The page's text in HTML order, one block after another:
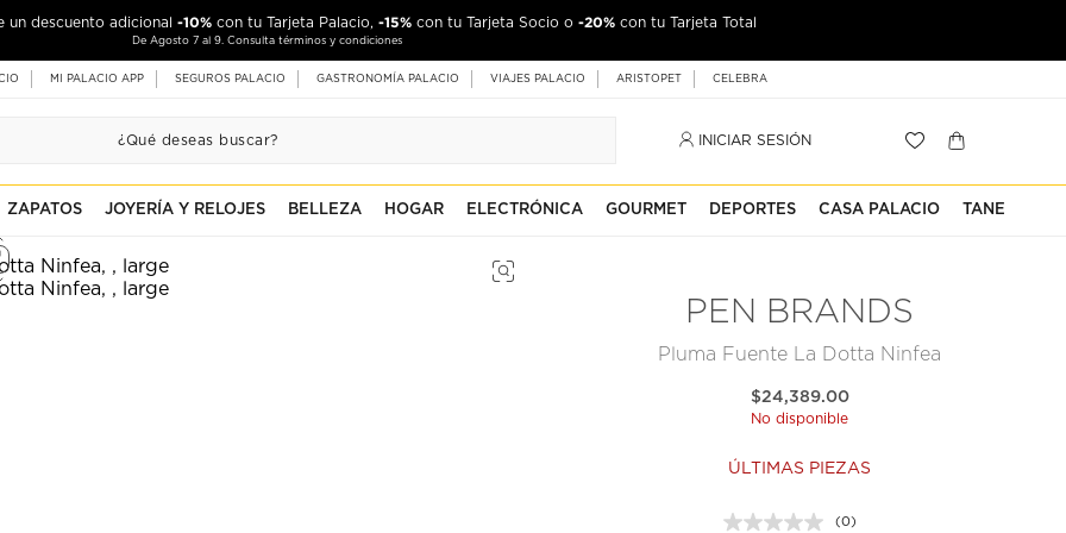
un descuento adicional -10% con tu Tarjeta Palacio, -15% con tu Tarjeta Socio o -20% con tu Tarjeta Total
De Agosto 7 al 9. Consulta términos y condiciones
MI PALACIO APP SEGUROS PALACIO GASTRONOMÍA PALACIO VIAJES PALACIO ARISTOPET CELEBRA
INICIAR SESIÓN
ZAPATOS JOYERÍA Y RELOJES BELLEZA HOGAR ELECTRÓNICA GOURMET DEPORTES CASA PALACIO TANE
PEN BRANDS
Pluma Fuente La Dotta Ninfea
$24,389.00
No disponible
ÚLTIMAS PIEZAS
(0)